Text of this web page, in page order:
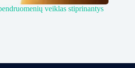
veiklas stiprinantys